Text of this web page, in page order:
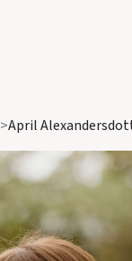
>April